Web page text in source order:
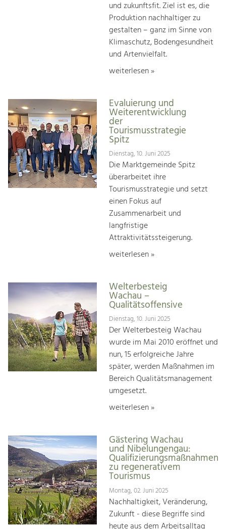
und zukunftsfit. Ziel ist es, die
Produktion nachhaltiger zu
gestalten – ganz im Sinne von
Klimaschutz, Bodengesundheit
und Artenvielfalt.
weiterlesen »
Evaluierung und
Weiterentwicklung
der
Tourismusstrategie
Spitz
Dienstag, 10. Juni 2025
Die Marktgemeinde Spitz
überarbeitet ihre
Tourismusstrategie und setzt
einen Fokus auf
Zusammenarbeit und
langfristige
Attraktivitätssteigerung.
weiterlesen »
Welterbesteig
Wachau –
Qualitätsoffensive
Dienstag, 10. Juni 2025
Der Welterbesteig Wachau
wurde im Mai 2010 eröffnet und
nun, 15 erfolgreiche Jahre
später, werden Maßnahmen im
Bereich Qualitätsmanagement
umgesetzt.
weiterlesen »
Gästering Wachau
und Nibelungengau:
Qualifizierungsmaßnahmen
zu regenerativem
Tourismus
Montag, 02. Juni 2025
Nachhaltigkeit, Veränderung,
Zukunft - diese Begriffe sind
heute aus dem Arbeitsalltag